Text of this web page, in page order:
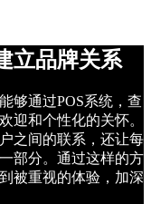
立品牌关系
够通过POS系统，查
迎和个性化的关怀。
之间的联系，还让每
部分。通过这样的方
被重视的体验，加深